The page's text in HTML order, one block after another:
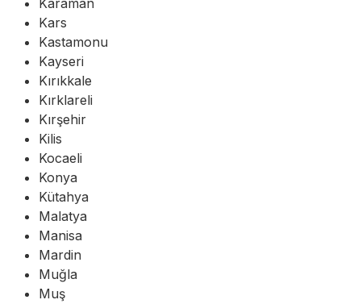
Karaman
Kars
Kastamonu
Kayseri
Kırıkkale
Kırklareli
Kırşehir
Kilis
Kocaeli
Konya
Kütahya
Malatya
Manisa
Mardin
Muğla
Muş